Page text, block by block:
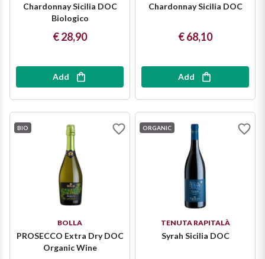
Chardonnay Sicilia DOC
Biologico
€ 28,90
Add
Chardonnay Sicilia DOC
€ 68,10
Add
BOLLA
PROSECCO Extra Dry DOC
Organic Wine
BIO
TENUTA RAPITALÀ
Syrah Sicilia DOC
ORGANIC